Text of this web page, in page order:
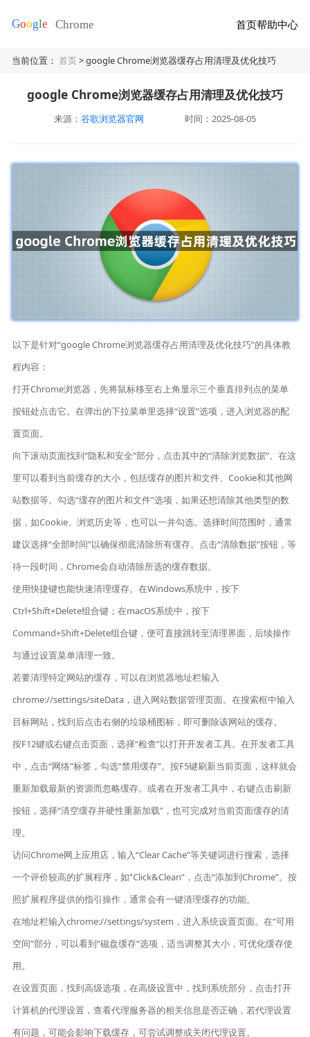
首页帮助中心
当前位置：首页> google Chrome浏览器缓存占用清理及优化技巧
google Chrome浏览器缓存占用清理及优化技巧
来源： 谷歌浏览器官网 时间：2025-08-05
以下是针对“google Chrome浏览器缓存占用清理及优化技巧”的具体教
程内容：
打开Chrome浏览器，先将鼠标移至右上角显示三个垂直排列点的菜单
按钮处点击它。在弹出的下拉菜单里选择“设置”选项，进入浏览器的配
置页面。
向下滚动页面找到“隐私和安全”部分，点击其中的“清除浏览数据”。在这
里可以看到当前缓存的大小，包括缓存的图片和文件、Cookie和其他网
站数据等。勾选“缓存的图片和文件”选项，如果还想清除其他类型的数
据，如Cookie、浏览历史等，也可以一并勾选。选择时间范围时，通常
建议选择“全部时间”以确保彻底清除所有缓存。点击“清除数据”按钮，等
待一段时间，Chrome会自动清除所选的缓存数据。
使用快捷键也能快速清理缓存。在Windows系统中，按下
Ctrl+Shift+Delete组合键；在macOS系统中，按下
Command+Shift+Delete组合键，便可直接跳转至清理界面，后续操作
与通过设置菜单清理一致。
若要清理特定网站的缓存，可以在浏览器地址栏输入
chrome://settings/siteData，进入网站数据管理页面。在搜索框中输入
目标网站，找到后点击右侧的垃圾桶图标，即可删除该网站的缓存。
按F12键或右键点击页面，选择“检查”以打开开发者工具。在开发者工具
中，点击“网络”标签，勾选“禁用缓存”。按F5键刷新当前页面，这样就会
重新加载最新的资源而忽略缓存。或者在开发者工具中，右键点击刷新
按钮，选择“清空缓存并硬性重新加载”，也可完成对当前页面缓存的清
理。
访问Chrome网上应用店，输入“Clear Cache”等关键词进行搜索，选择
一个评价较高的扩展程序，如“Click&Clean”，点击“添加到Chrome”。按
照扩展程序提供的指引操作，通常会有一键清理缓存的功能。
在地址栏输入chrome://settings/system，进入系统设置页面。在“可用
空间”部分，可以看到“磁盘缓存”选项，适当调整其大小，可优化缓存使
用。
在设置页面，找到高级选项，在高级设置中，找到系统部分，点击打开
计算机的代理设置，查看代理服务器的相关信息是否正确，若代理设置
有问题，可能会影响下载缓存，可尝试调整或关闭代理设置。